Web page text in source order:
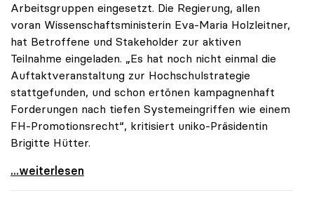
Arbeitsgruppen eingesetzt. Die Regierung, allen
voran Wissenschaftsministerin Eva-Maria Holzleitner,
hat Betroffene und Stakeholder zur aktiven
Teilnahme eingeladen. „Es hat noch nicht einmal die
Auftaktveranstaltung zur Hochschulstrategie
stattgefunden, und schon ertönen kampagnenhaft
Forderungen nach tiefen Systemeingriffen wie einem
FH-Promotionsrecht“, kritisiert uniko-Präsidentin
Brigitte Hütter.
„Deplatzierte Kampagne“: uniko irritiert über
...weiterlesen